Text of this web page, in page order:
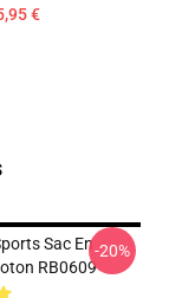
€
Sac En
RB0609
-20%